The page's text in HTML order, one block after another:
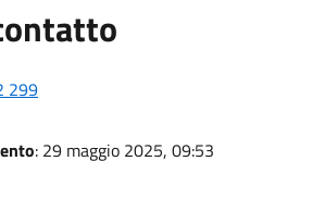
299
: 29 maggio 2025, 09:53